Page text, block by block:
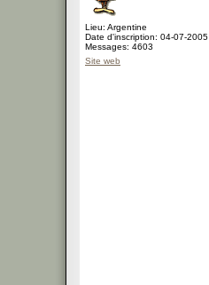
Lieu: Argentine
Date d'inscription: 04-07-2005
Messages: 4603
Site web